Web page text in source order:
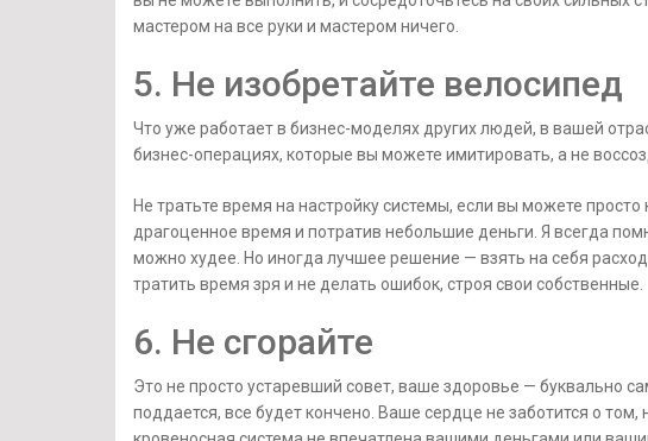
мастером на все руки и мастером ничего.
5. Не изобретайте велосипед
Что уже работает в бизнес-моделях других людей, в вашей
бизнес-операциях, которые вы можете имитировать, а не
Не тратьте время на настройку системы, если вы можете просто
драгоценное время и потратив небольшие деньги. Я всегда
можно худее. Но иногда лучшее решение — взять на себя
тратить время зря и не делать ошибок, строя свои собственные.
6. Не сгорайте
Это не просто устаревший совет, ваше здоровье — буквально
поддается, все будет кончено. Ваше сердце не заботится о